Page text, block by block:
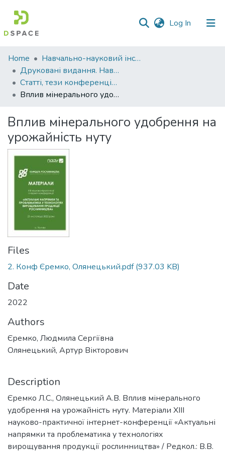
Log In (current)
Communities
&
Collections
Statistics
Home
Навчально-науковий інститут агротехнологій, селекції та екології
Друковані видання. Навчально-науковий інститут агротехнологій, селекції та екології
Статті, тези конференцій. Навчально-науковий інститут агротехнологій, селекції та екології
Вплив мінерального удобрення на урожайність нуту
Вплив мінерального удобрення на
урожайність нуту
Files
2. Конф Єремко, Олянецький.pdf(937.03 KB)
Date
2022
Authors
Єремко, Людмила Сергіївна
Олянецький, Артур Вікторович
Description
Єремко Л.С., Олянецький A.В. Вплив мінерального
удобрення на урожайність нуту. Матеріали XIII
науково-практичної інтернет-конференції «Актуальні
напрямки та проблематика у технологіях
вирощування продукції рослинництва» / Редкол.: В.В.